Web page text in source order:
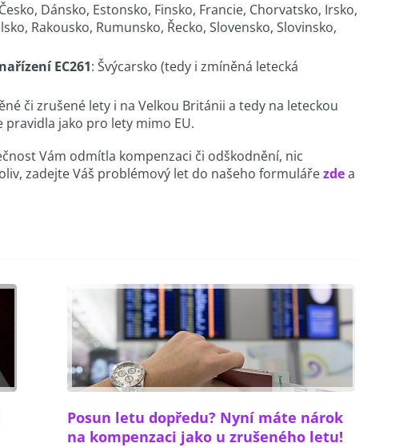
Dánsko, Estonsko, Finsko, Francie, Chorvatsko, Irsko,
Rakousko, Rumunsko, Řecko, Slovensko, Slovinsko,
EC261: Švýcarsko (tedy i zmíněná letecká
či zrušené lety i na Velkou Británii a tedy na leteckou
pravidla jako pro lety mimo EU.
Vám odmítla kompenzaci či odškodnění, nic
zadejte Váš problémový let do našeho formulářezdea
Posun letu dopředu? Nyní máte nárok
na kompenzaci jako u zrušeného letu!